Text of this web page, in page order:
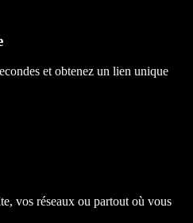
et obtenez un lien unique
vos réseaux ou partout où vous